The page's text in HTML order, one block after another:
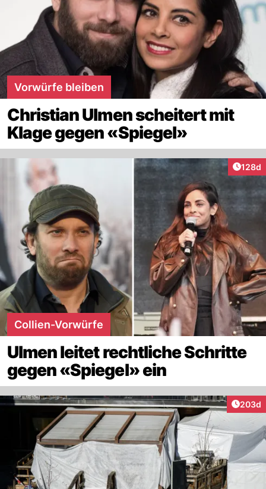
Vorwürfe bleiben
Christian Ulmen scheitert mit
Klage gegen «Spiegel»
128d
Collien-Vorwürfe
Ulmen leitet rechtliche Schritte
gegen «Spiegel» ein
203d